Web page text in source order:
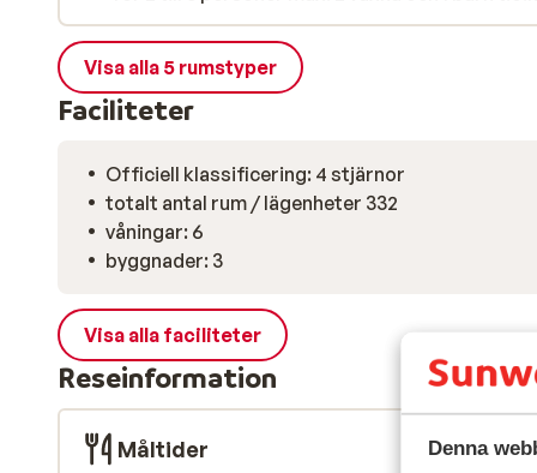
Denna
Marbella är det 9 kilometer.
Visa alla 5 rumstyper
Faciliteter
Officiell klassificering: 4 stjärnor
totalt antal rum / lägenheter 332
våningar: 6
byggnader: 3
Visa alla faciliteter
Reseinformation
Måltider